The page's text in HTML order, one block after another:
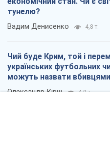
тунелю?
Вадим Денисенко 4,8 т.
Чий буде Крим, той і
українських футбольних
можуть назвати вбивцями
Олександр Кірш 4,9 т.